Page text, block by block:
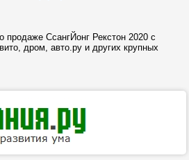
продаже СсангЙонг Рекстон 2020 с
дром, авто.ру и других крупных